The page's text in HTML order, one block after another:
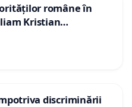
române în
Kristian
în Danemarca de
discriminării